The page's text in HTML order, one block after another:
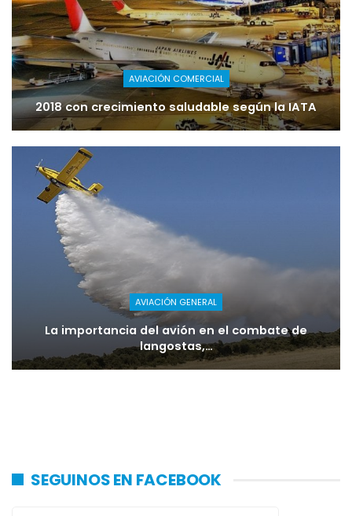
AVIACIÓN COMERCIAL
2018 con crecimiento saludable según la IATA
AVIACIÓN GENERAL
La importancia del avión en el combate de
langostas,…
SEGUINOS EN FACEBOOK